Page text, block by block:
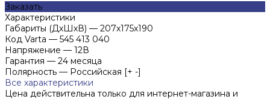
Заказать
Характеристики
Габариты (ДхШхВ) — 207х175х190
Код Varta — 545 413 040
Напряжение — 12В
Гарантия — 24 месяца
Полярность — Российская [+ -]
Все характеристики
Цена действительна только для интернет-магазина и